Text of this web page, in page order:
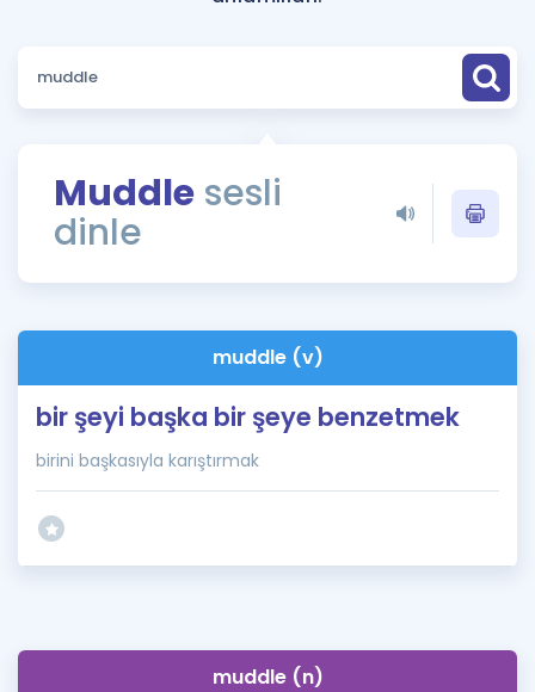
Sözlük
Rehberlik Aracı
ÖSYM Sınav Takvimi
İngilizce Gramer
Hakkımızda
Muddle sesli
dinle
muddle (v)
bir şeyi başka bir şeye benzetmek
birini başkasıyla karıştırmak
muddle (n)